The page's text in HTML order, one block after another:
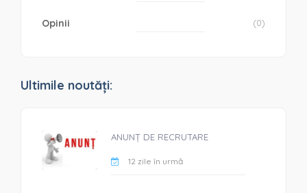
Opinii (0)
Ultimile noutăți:
ANUNȚ DE RECRUTARE
12 zile în urmă